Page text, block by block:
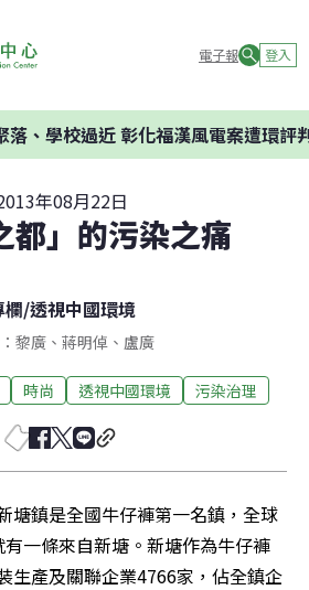
電子報 登入
校過近 彰化福漢風電案遭環評判否決
年08月22日
都」的污染之痛
欄/透視中國環境
黎廣、蔣明倬、盧廣
時尚 透視中國環境 污染治理
塘鎮是全國牛仔褲第一名鎮，全球
一條來自新塘。新塘作為牛仔褲
生產及關聯企業4766家，佔全鎮企